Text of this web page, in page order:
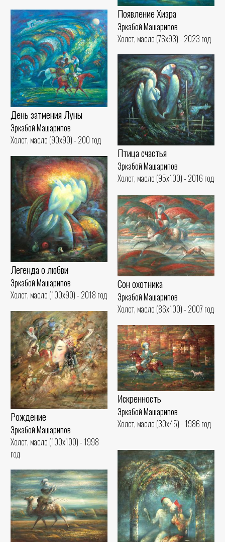
Появление Хизра
Эркабой Машарипов
Холст, масло (76x93) - 2023 год
День затмения Луны
Эркабой Машарипов
Холст, масло (90x90) - 200 год
Птица счастья
Эркабой Машарипов
Холст, масло (95x100) - 2016 год
Легенда о любви
Эркабой Машарипов
Холст, масло (100x90) - 2018 год
Сон охотника
Эркабой Машарипов
Холст, масло (86x100) - 2007 год
Рождение
Эркабой Машарипов
Холст, масло (100x100) - 1998
год
Искренность
Эркабой Машарипов
Холст, масло (30x45) - 1986 год